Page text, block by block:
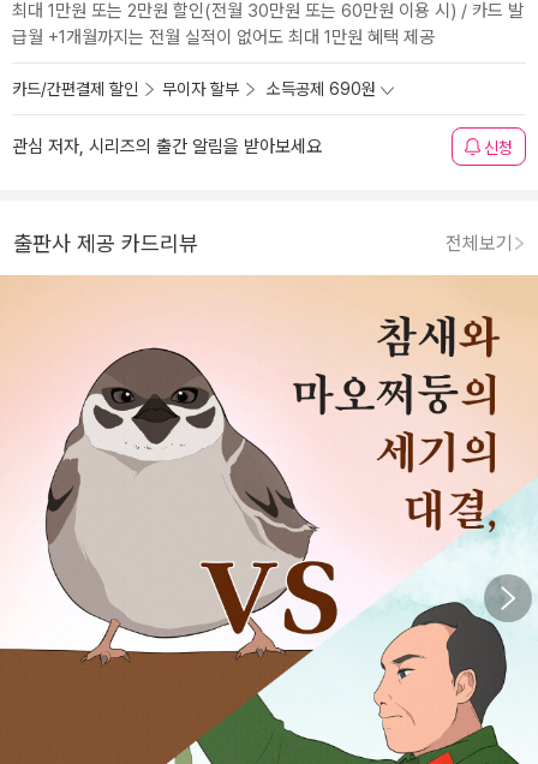
최대 1만원 또는 2만원 할인(전월 30만원 또는 60만원 이용 시) / 카드 발
급월 +1개월까지는 전월 실적이 없어도 최대 1만원 혜택 제공
카드/간편결제 할인 무이자 할부 소득공제 690원
관심 저자, 시리즈의 출간 알림을 받아보세요 신청
출판사 제공 카드리뷰 전체보기